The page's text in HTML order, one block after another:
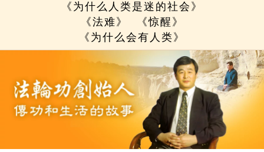
《为什么人类是迷的社会》
《法难》
《惊醒》
《为什么会有人类》